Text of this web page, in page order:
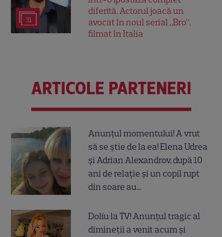
31
diferită. Actorul joacă un
avocat în noul serial „Bro”,
filmat în Italia
ARTICOLE PARTENERI
Anunțul momentului! A vrut
să se știe de la ea! Elena Udrea
și Adrian Alexandrov, după 10
ani de relație și un copil rupt
din soare au...
Doliu la TV! Anunțul tragic al
dimineții a venit acum și